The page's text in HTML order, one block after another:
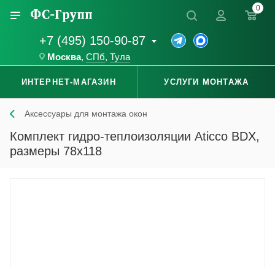
+7 (495) 150-90-87
Москва, СПб, Тула
0
ИНТЕРНЕТ-МАГАЗИН УСЛУГИ МОНТАЖА
Аксессуары для монтажа окон
Комплект гидро-теплоизоляции Aticco BDX,
размеры 78x118